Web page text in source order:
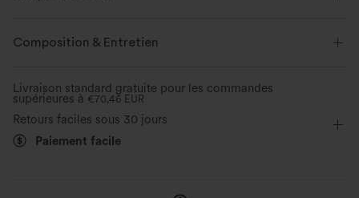
Short intégré Taille plate
Trapèze Jupe short
Composition & Entretien
Livraison standard gratuite pour les commandes
supérieures à €70,46 EUR
Retours faciles sous 30 jours
Paiement facile